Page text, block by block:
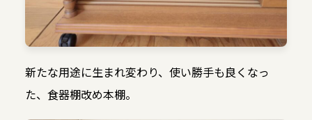
新たな用途に生まれ変わり、使い勝手も良くなっ
た、食器棚改め本棚。